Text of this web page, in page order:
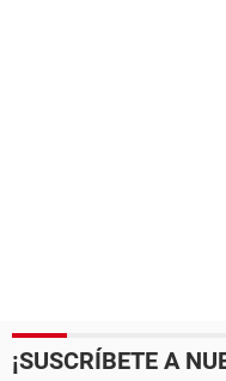
¡SUSCRÍBETE A